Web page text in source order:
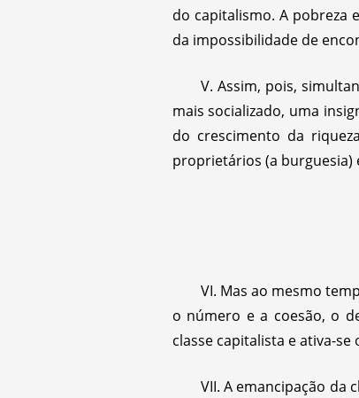
do capitalismo. A pobreza
da impossibilidade de
V. Assim, pois,
mais socializado, uma
do crescimento da
proprietários (a burguesia)
VI. Mas ao mesmo
o número e a coesão, o
classe capitalista e ativa-
VII. A emancipação da